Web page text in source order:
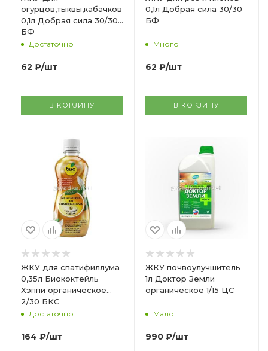
огурцов,тыквы,кабачков
0,1л Добрая сила 30/30
БФ
Достаточно
62 ₽/шт
В КОРЗИНУ
0,1л Добрая сила 30/30
БФ
Много
62 ₽/шт
В КОРЗИНУ
ЖКУ для спатифиллума
0,35л Биококтейль
Хэппи органическое
2/30 БКС
Достаточно
164 ₽/шт
ЖКУ почвоулучшитель
1л Доктор Земли
органическое 1/15 ЦС
Мало
990 ₽/шт